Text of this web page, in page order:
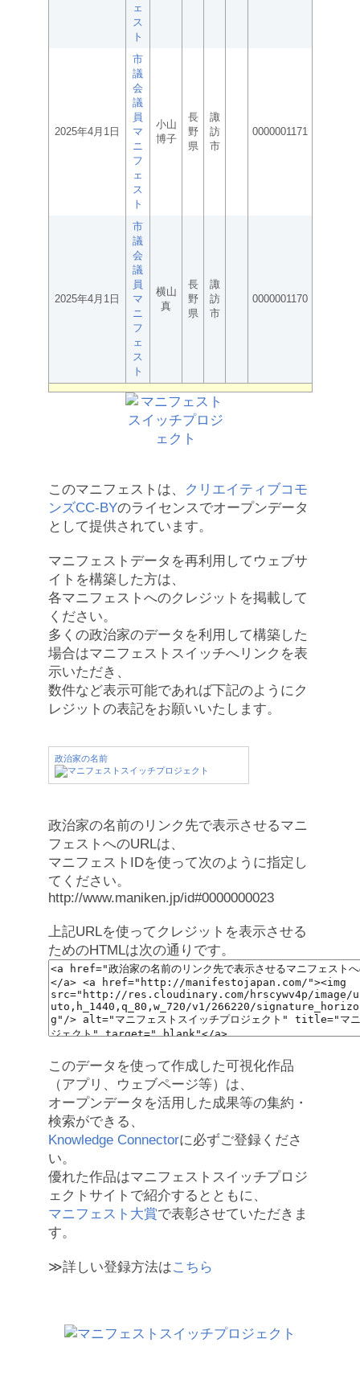
ェ
ス
ト
2025年4月1日
市
議
会
議
員
マ
ニ
フ
ェ
ス
ト
小山
博子
長
野
県
諏
訪
市
0000001171
2025年4月1日
市
議
会
議
員
マ
ニ
フ
ェ
ス
ト
横山
真
長
野
県
諏
訪
市
0000001170
このマニフェストは、
クリエイティブコモ
ンズCC-BYのライセンスでオープンデータ
として提供されています。
マニフェストデータを再利用してウェブサ
イトを構築した方は、
各マニフェストへのクレジットを掲載して
ください。
多くの政治家のデータを利用して構築した
場合はマニフェストスイッチへリンクを表
示いただき、
数件など表示可能であれば下記のようにク
レジットの表記をお願いいたします。
政治家の名前
政治家の名前のリンク先で表示させるマニ
フェストへのURLは、
マニフェストIDを使って次のように指定し
てください。
http://www.maniken.jp/id#0000000023
上記URLを使ってクレジットを表示させる
ためのHTMLは次の通りです。
このデータを使って作成した可視化作品
（アプリ、ウェブページ等）は、
オープンデータを活用した成果等の集約・
検索ができる、
Knowledge Connectorに必ずご登録くださ
い。
優れた作品はマニフェストスイッチプロジ
ェクトサイトで紹介するとともに、
マニフェスト大賞で表彰させていただきま
す。
≫詳しい登録方法はこちら